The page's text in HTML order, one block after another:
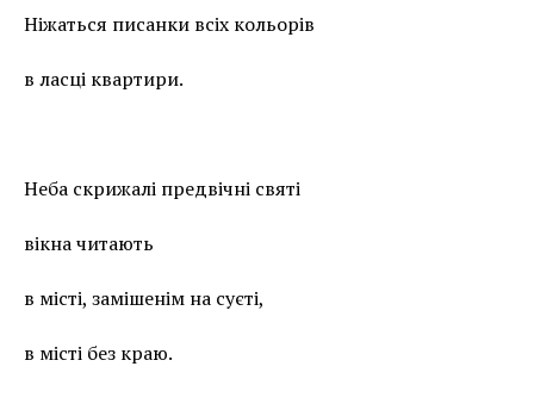
Ніжаться писанки всіх кольорів
в ласці квартири.
Неба скрижалі предвічні святі
вікна читають
в місті, замішенім на суєті,
в місті без краю.